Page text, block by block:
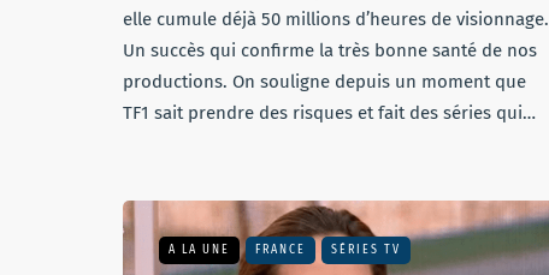
elle cumule déjà 50 millions d’heures de visionnage.
Un succès qui confirme la très bonne santé de nos
productions. On souligne depuis un moment que
TF1 sait prendre des risques et fait des séries qui…
A LA UNE FRANCE SÉRIES TV